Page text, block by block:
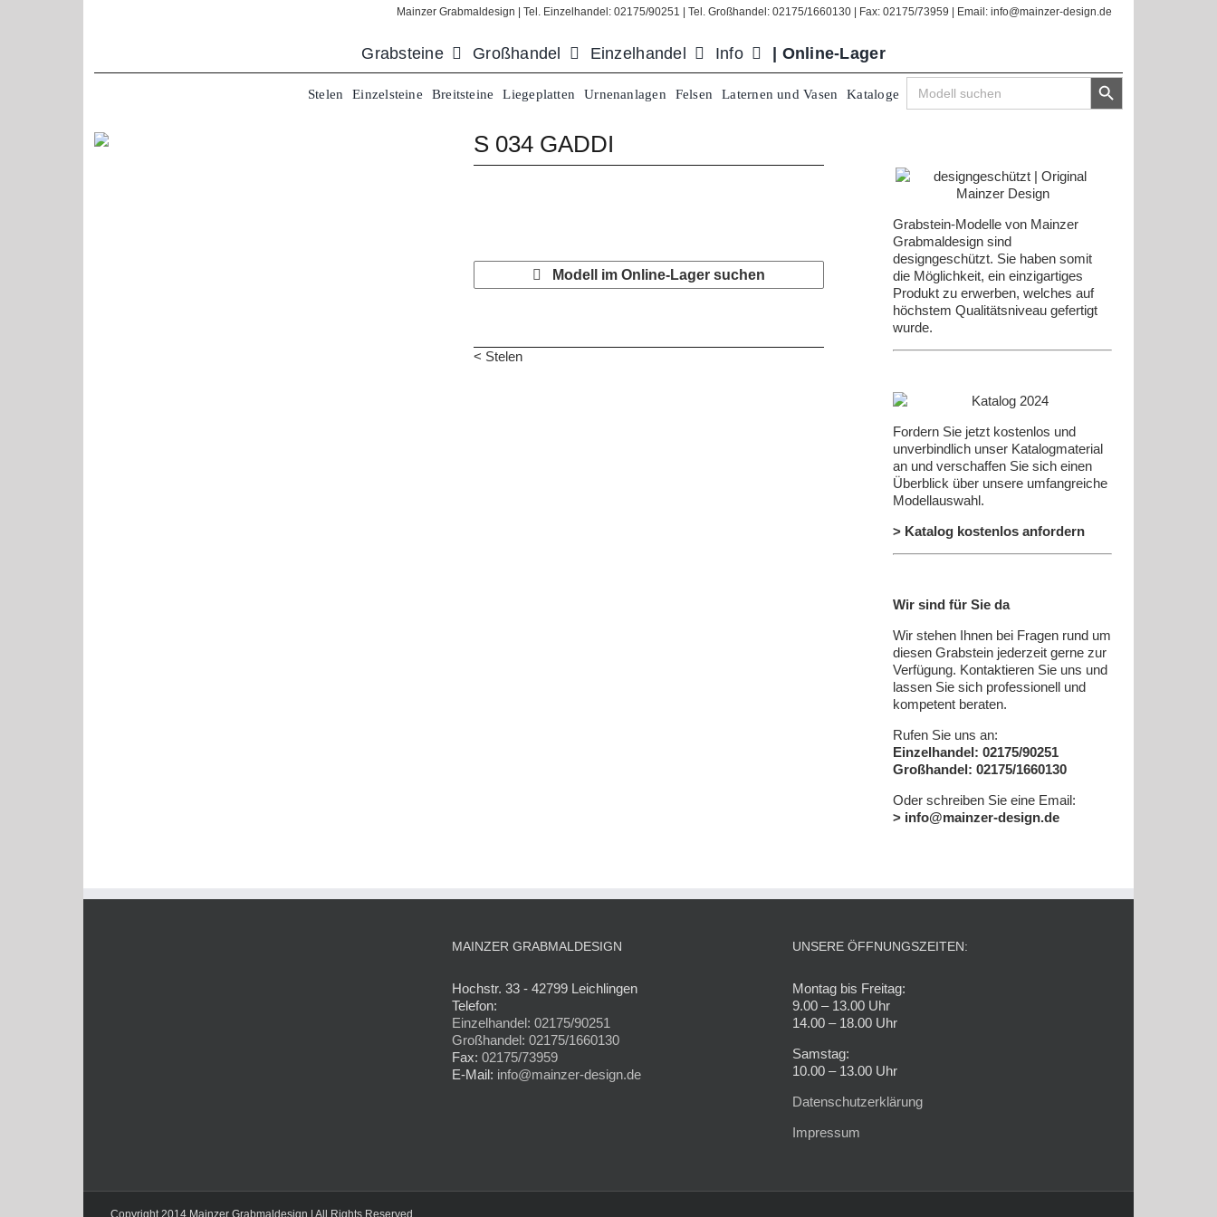
Mainzer Grabmaldesign | Tel. Einzelhandel: 02175/90251 | Tel. Großhandel: 02175/1660130 | Fax: 02175/73959 | Email: info@mainzer-design.de
Grabsteine Großhandel Einzelhandel Info | Online-Lager
Stelen Einzelsteine Breitsteine Liegeplatten Urnenanlagen Felsen Laternen und Vasen Kataloge
Search
for:
Search Button
S 034 GADDI
Modell im Online-Lager suchen
< Stelen
Grabstein-Modelle von Mainzer
Grabmaldesign sind
designgeschützt. Sie haben somit
die Möglichkeit, ein einzigartiges
Produkt zu erwerben, welches auf
höchstem Qualitätsniveau gefertigt
wurde.
Fordern Sie jetzt kostenlos und
unverbindlich unser Katalogmaterial
an und verschaffen Sie sich einen
Überblick über unsere umfangreiche
Modellauswahl.
> Katalog kostenlos anfordern
Wir sind für Sie da
Wir stehen Ihnen bei Fragen rund um
diesen Grabstein jederzeit gerne zur
Verfügung. Kontaktieren Sie uns und
lassen Sie sich professionell und
kompetent beraten.
Rufen Sie uns an:
Einzelhandel: 02175/90251
Großhandel: 02175/1660130
Oder schreiben Sie eine Email:
> info@mainzer-design.de
MAINZER GRABMALDESIGN
Hochstr. 33 - 42799 Leichlingen
Telefon:
Einzelhandel: 02175/90251
Großhandel: 02175/1660130
Fax: 02175/73959
E-Mail: info@mainzer-design.de
UNSERE ÖFFNUNGSZEITEN:
Montag bis Freitag:
9.00 – 13.00 Uhr
14.00 – 18.00 Uhr
Samstag:
10.00 – 13.00 Uhr
Datenschutzerklärung
Impressum
Copyright 2014 Mainzer Grabmaldesign | All Rights Reserved